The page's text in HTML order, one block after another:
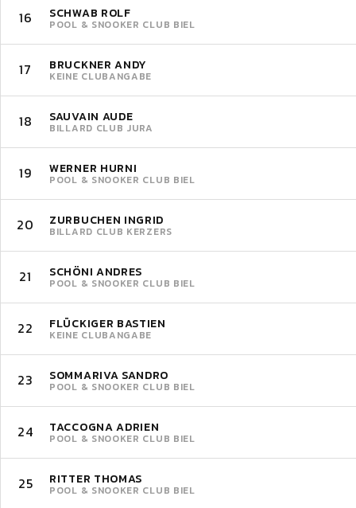
16 SCHWAB ROLF
POOL & SNOOKER CLUB BIEL
17 BRUCKNER ANDY
KEINE CLUBANGABE
18 SAUVAIN AUDE
BILLARD CLUB JURA
19 WERNER HURNI
POOL & SNOOKER CLUB BIEL
20 ZURBUCHEN INGRID
BILLARD CLUB KERZERS
21 SCHÖNI ANDRES
POOL & SNOOKER CLUB BIEL
22 FLÜCKIGER BASTIEN
KEINE CLUBANGABE
23 SOMMARIVA SANDRO
POOL & SNOOKER CLUB BIEL
24 TACCOGNA ADRIEN
POOL & SNOOKER CLUB BIEL
25 RITTER THOMAS
POOL & SNOOKER CLUB BIEL